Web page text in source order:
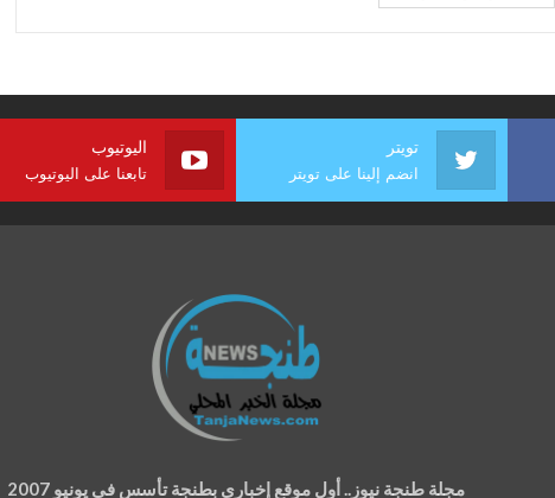
تويتر
انضم إلينا على تويتر
اليوتيوب
تابعنا على اليوتيوب
مجلة طنجة نيوز.. أول موقع إخباري بطنجة تأسس في يونيو 2007